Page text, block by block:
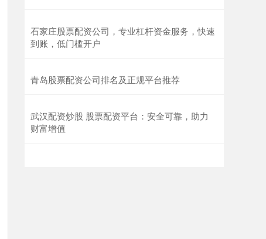
石家庄股票配资公司，专业杠杆资金服务，快速
到账，低门槛开户
青岛股票配资公司排名及正规平台推荐
武汉配资炒股 股票配资平台：安全可靠，助力
财富增值